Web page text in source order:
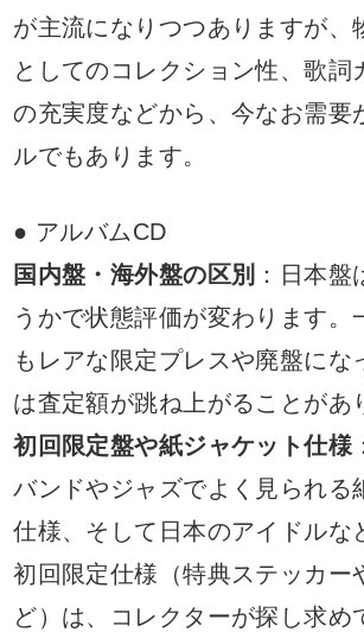
が主流になりつつありますが、
としてのコレクション性、歌詞
の充実度などから、今なお需要
ルでもあります。
● アルバムCD
国内盤・海外盤の区別 ：日本
うかで状態評価が変わります。
もレアな限定プレスや廃盤にな
は査定額が跳ね上がることがあ
初回限定盤や紙ジャケット仕様
バンドやジャズでよく見られる
仕様、そして日本のアイドルな
初回限定仕様（特典ステッカー
ど）は、コレクターが探し求め